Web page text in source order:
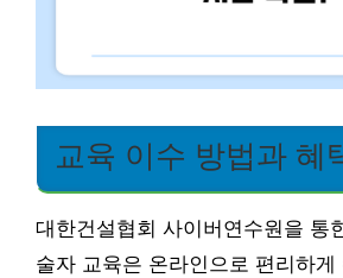
교육 이수 방법과 혜
대한건설협회 사이버연수원을 통
술자 교육은 온라인으로 편리하게